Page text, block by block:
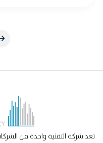
تعد شركة التقنية واحدة من